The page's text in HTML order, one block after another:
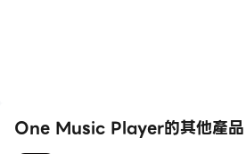
One Music Player的其他產品